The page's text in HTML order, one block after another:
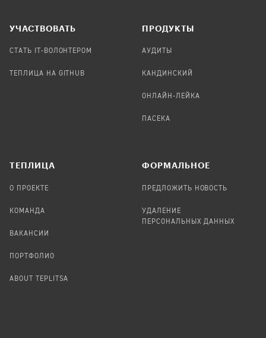
УЧАСТВОВАТЬ
СТАТЬ IT-ВОЛОНТЕРОМ
ТЕПЛИЦА НА GITHUB
ПРОДУКТЫ
АУДИТЫ
КАНДИНСКИЙ
ОНЛАЙН-ЛЕЙКА
ПАСЕКА
TЕПЛИЦА
О ПРОЕКТЕ
КОМАНДА
ВАКАНСИИ
ПОРТФОЛИО
ABOUT TEPLITSA
ФОРМАЛЬНОЕ
ПРЕДЛОЖИТЬ НОВОСТЬ
УДАЛЕНИЕ
ПЕРСОНАЛЬНЫХ ДАННЫХ